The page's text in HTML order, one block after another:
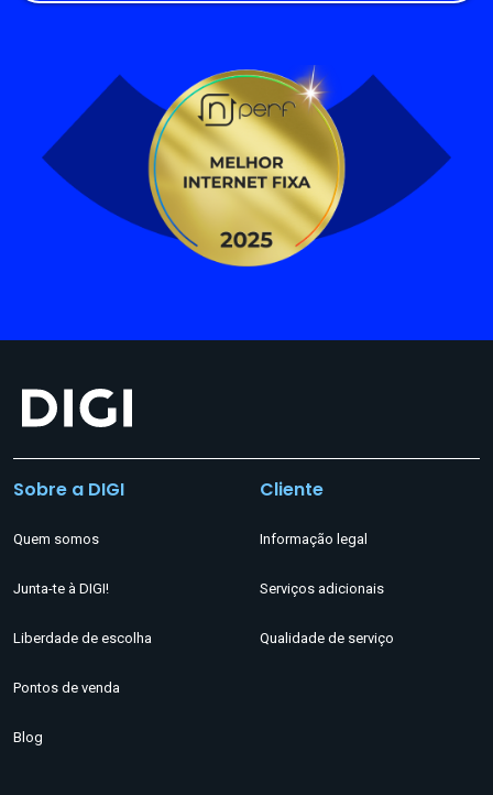
Sobre a DIGI
Quem somos
Junta-te à DIGI!
Liberdade de escolha
Pontos de venda
Blog
Cliente
Informação legal
Serviços adicionais
Qualidade de serviço